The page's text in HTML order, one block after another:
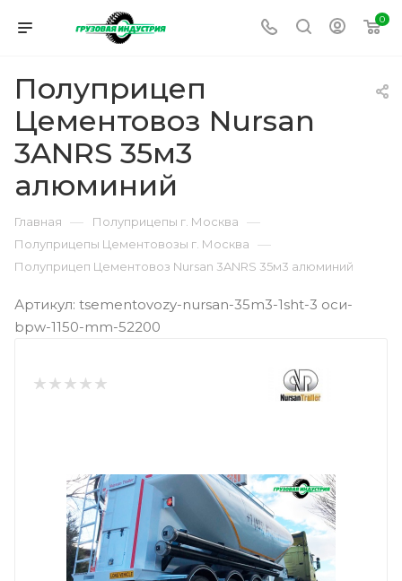
0
Полуприцеп
Цементовоз Nursan
3ANRS 35м3
алюминий
Главная — Полуприцепы г. Москва —
Полуприцепы Цементовозы г. Москва —
Полуприцеп Цементовоз Nursan 3ANRS 35м3 алюминий
Артикул: tsementovozy-nursan-35m3-1sht-3 оси-
bpw-1150-mm-52200